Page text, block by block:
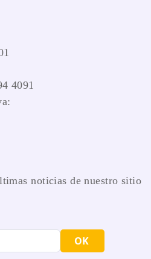
4091
noticias de nuestro sitio
OK